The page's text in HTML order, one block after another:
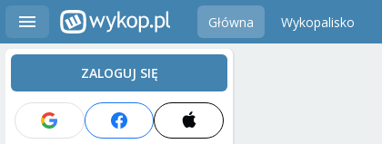
Główna Wykopalisko
ZALOGUJ SIĘ